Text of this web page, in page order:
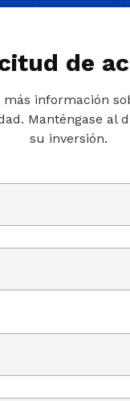
de
información
Manténgase al
su inversión.